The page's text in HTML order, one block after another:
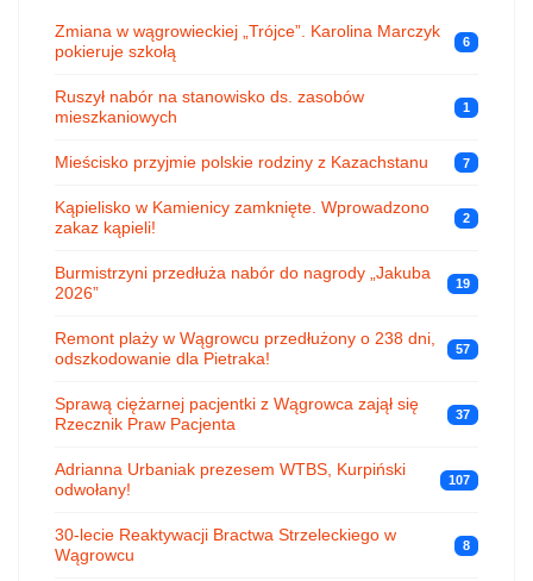
Zmiana w wągrowieckiej „Trójce”. Karolina Marczyk
pokieruje szkołą
6
Ruszył nabór na stanowisko ds. zasobów
mieszkaniowych
1
Mieścisko przyjmie polskie rodziny z Kazachstanu 7
Kąpielisko w Kamienicy zamknięte. Wprowadzono
zakaz kąpieli!
2
Burmistrzyni przedłuża nabór do nagrody „Jakuba
2026”
19
Remont plaży w Wągrowcu przedłużony o 238 dni,
odszkodowanie dla Pietraka!
57
Sprawą ciężarnej pacjentki z Wągrowca zajął się
Rzecznik Praw Pacjenta
37
Adrianna Urbaniak prezesem WTBS, Kurpiński
odwołany!
107
30-lecie Reaktywacji Bractwa Strzeleckiego w
Wągrowcu
8